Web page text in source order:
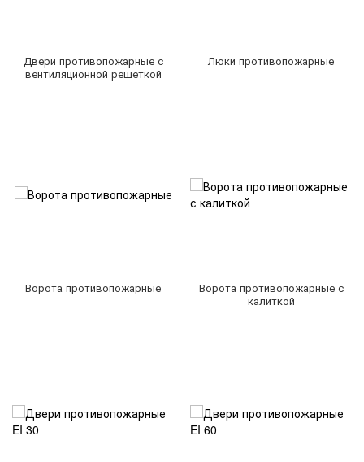
Двери противопожарные с
вентиляционной решеткой
Люки противопожарные
Ворота противопожарные
Ворота противопожарные с
калиткой